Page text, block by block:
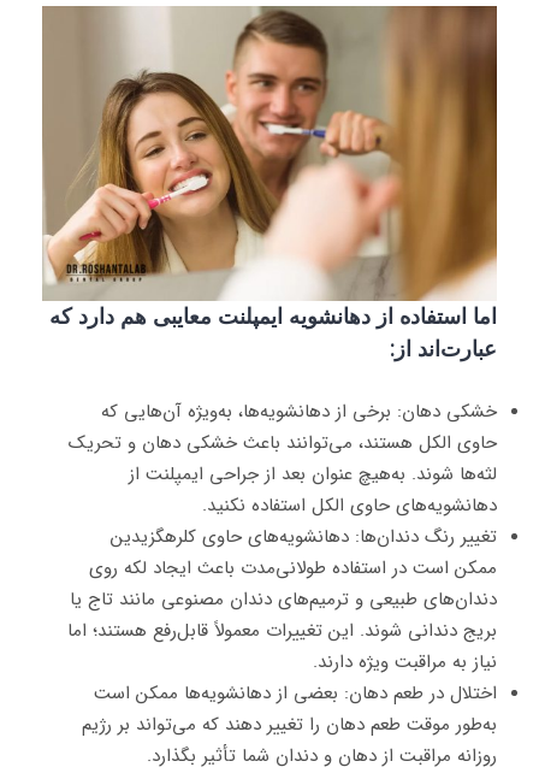
اما استفاده از دهانشویه ایمپلنت معایبی هم دارد که
عبارت‌اند از:
خشکی دهان: برخی از دهانشویه‌ها، به‌ویژه آن‌هایی که
حاوی الکل هستند، می‌توانند باعث خشکی دهان و تحریک
لثه‌ها شوند. به‌هیچ عنوان بعد از جراحی ایمپلنت از
دهانشویه‌های حاوی الکل استفاده نکنید.
تغییر رنگ دندان‌ها: دهانشویه‌های حاوی کلرهگزیدین
ممکن است در استفاده طولانی‌مدت باعث ایجاد لکه روی
دندان‌های طبیعی و ترمیم‌های دندان مصنوعی مانند تاج یا
بریج دندانی شوند. این تغییرات معمولاً قابل‌رفع هستند؛ اما
نیاز به مراقبت ویژه دارند.
اختلال در طعم دهان: بعضی از دهانشویه‌ها ممکن است
به‌طور موقت طعم دهان را تغییر دهند که می‌تواند بر رژیم
روزانه مراقبت از دهان و دندان شما تأثیر بگذارد.